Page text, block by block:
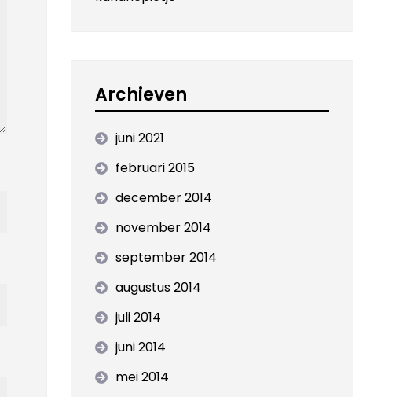
Archieven
juni 2021
februari 2015
december 2014
november 2014
september 2014
augustus 2014
juli 2014
juni 2014
mei 2014